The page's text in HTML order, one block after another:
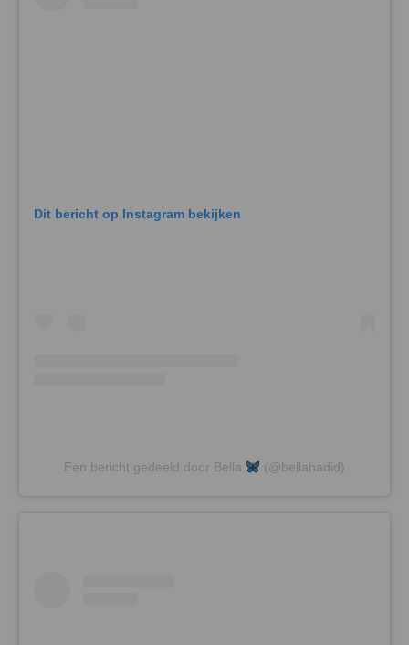
Dit bericht op Instagram bekijken
Een bericht gedeeld door Bella (@bellahadid)